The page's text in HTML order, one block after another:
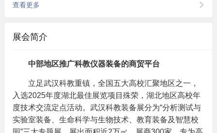
查看更多
展会简介
中部地区推广科教仪器装备的商贸平台
立足武汉科教重镇，全国五大高校汇聚地区之一，
入选2025年度湖北最佳展览项目殊荣，湖北地区高校年
度技术交流定点活动。武汉科教装备展分为“分析测试与
实验室装备、生命科学与生物技术、教育装备及智慧校